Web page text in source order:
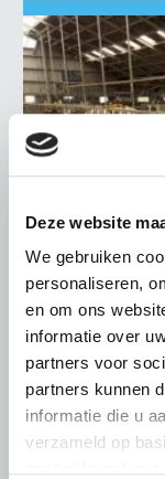
Deze website
We gebruiken
personaliseren,
en om ons
informatie over
partners voor
partners kunnen
informatie die u
verzameld op
LTO LOBBY
6 AUGUSTUS
Kamerlid
bezoekt